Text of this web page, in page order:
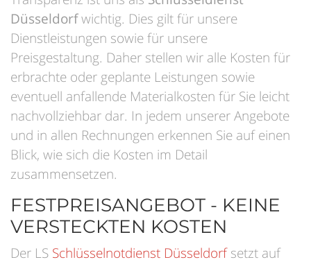
Düsseldorfwichtig. Dies gilt für unsere
Dienstleistungen sowie für unsere
Preisgestaltung. Daher stellen wir alle Kosten für
erbrachte oder geplante Leistungen sowie
eventuell anfallende Materialkosten für Sie leicht
nachvollziehbar dar. In jedem unserer Angebote
und in allen Rechnungen erkennen Sie auf einen
Blick, wie sich die Kosten im Detail
zusammensetzen.
FESTPREISANGEBOT - KEINE
VERSTECKTEN KOSTEN
Der LS Schlüsselnotdienst Düsseldorfsetzt auf